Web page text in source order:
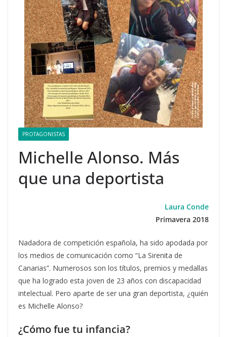
PROTAGONISTAS
Michelle Alonso. Más
que una deportista
Laura Conde
Primavera 2018
Nadadora de competición española, ha sido apodada por
los medios de comunicación como “La Sirenita de
Canarias”. Numerosos son los títulos, premios y medallas
que ha logrado esta joven de 23 años con discapacidad
intelectual. Pero aparte de ser una gran deportista, ¿quién
es Michelle Alonso?
¿Cómo fue tu infancia?